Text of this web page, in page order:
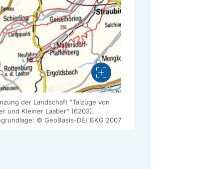
Vergrößern
der Landschaft "Talzüge von
und Kleiner Laaber" (6203),
© GeoBasis-DE/ BKG 2007